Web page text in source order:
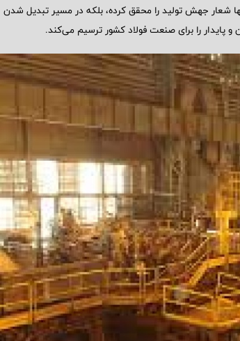
شعار جهش تولید را محقق کرده، بلکه در مسیر تبدیل شدن